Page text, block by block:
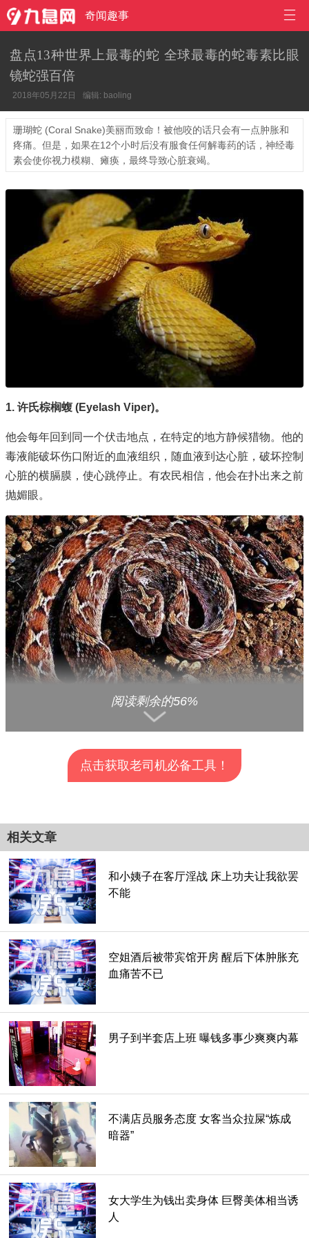

奇闻趣事
盘点13种世界上最毒的蛇 全球最毒的蛇毒素比眼
镜蛇强百倍
2018年05月22日 编辑: baoling
珊瑚蛇 (Coral Snake)美丽而致命！被他咬的话只会有一点肿胀和
疼痛。但是，如果在12个小时后没有服食任何解毒药的话，神经毒
素会使你视力模糊、瘫痪，最终导致心脏衰竭。
1. 许氏棕榈蝮 (Eyelash Viper)。
他会每年回到同一个伏击地点，在特定的地方静候猎物。他的
毒液能破坏伤口附近的血液组织，随血液到达心脏，破坏控制
心脏的横膈膜，使心跳停止。有农民相信，他会在扑出来之前
抛媚眼。
2. 锯鳞蝰 (Saw-Scaled Viper)。
不要被他小小的身躯骗了。他有非常强的毒液，而且以性急易
怒的性格闻名。像很多其他的蛇一样，看到猎物就马上攻击。
3. 珊瑚蛇 (Coral Snake)。
美丽而致命！被他咬的话只会有一点肿胀和疼痛。但是，如果
在12个小时后没有服食任何解毒药的话，神经毒素会使你视
力模糊、瘫痪，最终导致心脏衰竭。
4. 印度眼镜蛇 (Indian Cobra)。
他可以吐毒液在你身上，如果毒液进入眼睛，会造成剧烈的痛
苦和伤害。
阅读剩余的56%
点击获取老司机必备工具！
相关文章
和小姨子在客厅淫战 床上功夫让我欲罢
不能
空姐酒后被带宾馆开房 醒后下体肿胀充
血痛苦不已
男子到半套店上班 曝钱多事少爽爽内幕
不满店员服务态度 女客当众拉屎“炼成
暗器”
女大学生为钱出卖身体 巨臀美体相当诱
人